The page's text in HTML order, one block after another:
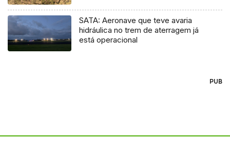
SATA: Aeronave que teve avaria
hidráulica no trem de aterragem já
está operacional
PUB